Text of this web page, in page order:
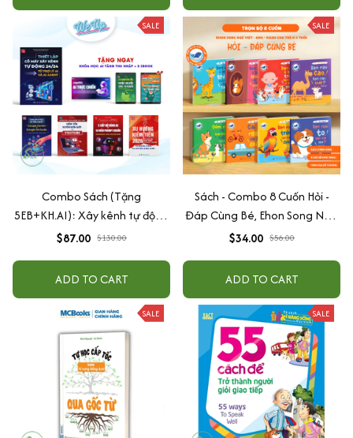
SALE
Combo Sách (Tặng
5EB+KH.AI): Xây kênh tự động
AI Agent + AI siêu mạnh + 3
+ Xu hướng
$87.00 $130.00
ADD TO CART
SALE
Sách - Combo 8 Cuốn Hỏi -
Đáp Cùng Bé, Ehon Song Ngữ
Việt - Anh - Dành Cho Bé Từ 0
$34.00 $56.00
ADD TO CART
SALE SALE